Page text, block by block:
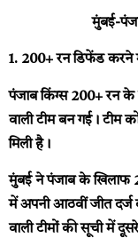
मुंबई-
1. 200+ रन डिफेंड करने
पंजाब किंग्स 200+ रन के
वाली टीम बन गई। टीम
मिली है।
मुंबई ने पंजाब के खिलाफ
में अपनी आठवीं जीत
वाली टीमों की सूची में